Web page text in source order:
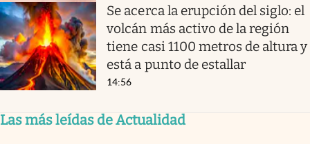
Se acerca la erupción del siglo: el
volcán más activo de la región
tiene casi 1100 metros de altura y
está a punto de estallar
14:56
Las más leídas de Actualidad